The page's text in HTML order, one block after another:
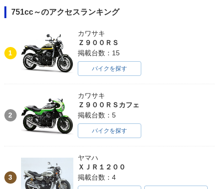
751cc～のアクセスランキング
1
カワサキ
Ｚ９００ＲＳ
掲載台数：15
バイクを探す
2
カワサキ
Ｚ９００ＲＳカフェ
掲載台数：5
バイクを探す
3
ヤマハ
ＸＪＲ１２００
掲載台数：4